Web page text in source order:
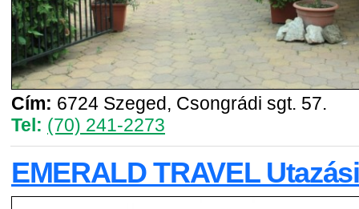
Cím: 6724 Szeged, Csongrádi sgt. 57.
Tel: (70) 241-2273
EMERALD TRAVEL